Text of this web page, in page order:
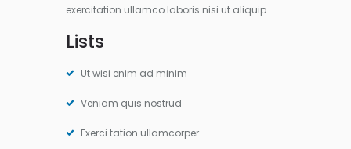
exercitation ullamco laboris nisi ut aliquip.
Lists
Ut wisi enim ad minim
Veniam quis nostrud
Exerci tation ullamcorper